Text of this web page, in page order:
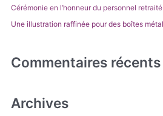
r
c
e
Cérémonie en l’honneur du personnel retraité
Une illustration raffinée pour des boîtes
Commentaires récents
Archives